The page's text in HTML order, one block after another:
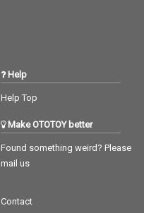
Help
Help Top
Make OTOTOY better
Found something weird? Please
mail us
Contact